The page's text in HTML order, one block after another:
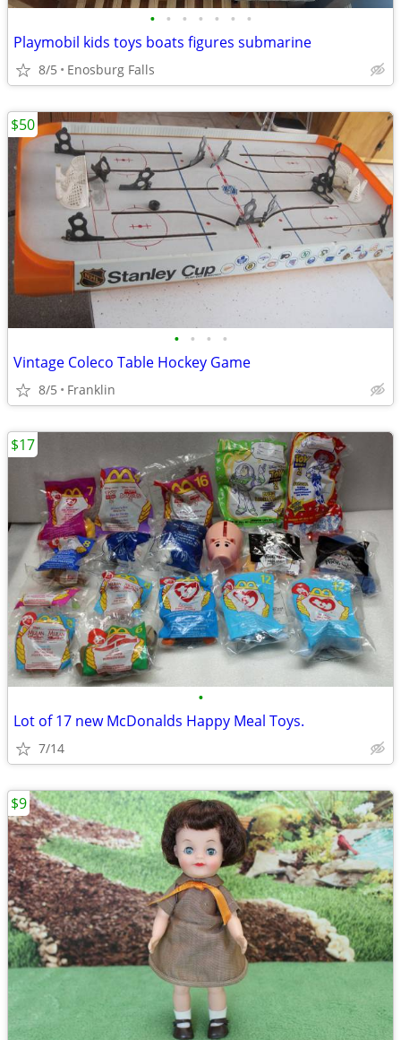
• • • • • • •
Playmobil kids toys boats figures submarine
8/5 Enosburg Falls
• • • •
Vintage Coleco Table Hockey Game
8/5 Franklin
$50
•
Lot of 17 new McDonalds Happy Meal Toys.
7/14
$17
$9